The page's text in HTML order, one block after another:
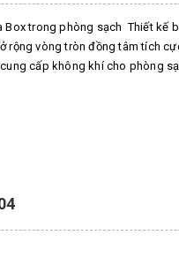
Box trong phòng sạch Thiết kế
rộng vòng tròn đồng tâm tích
cấp không khí cho phòng